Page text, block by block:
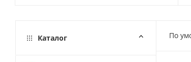
По
Каталог